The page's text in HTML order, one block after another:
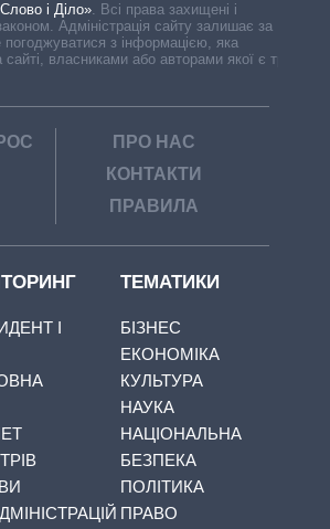
і Діло». Всі права захищені і
Адміністрація сайту залишає за
з інформацією, яка
сайті, власниками або авторами якої є треті
ПРО НАС
КОНТАКТИ
ПРАВИЛА
І
ТЕМАТИКИ
БІЗНЕС
ЕКОНОМІКА
КУЛЬТУРА
НАУКА
НАЦІОНАЛЬНА
БЕЗПЕКА
ПОЛІТИКА
ПРАВО